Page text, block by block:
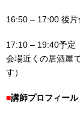
16:50 – 17:00 後片
17:10 – 19:40予定
会場近くの居酒屋
す）
■講師プロフィール